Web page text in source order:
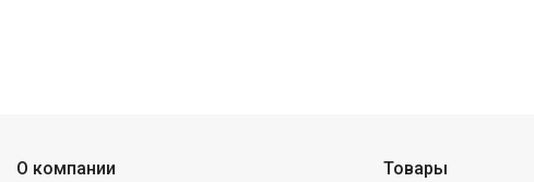
О компании Товары